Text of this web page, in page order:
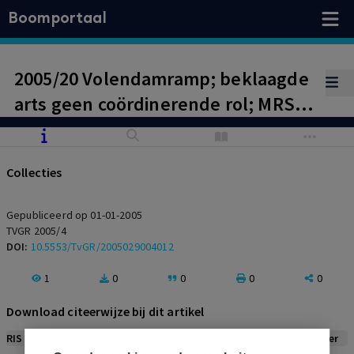
Boomportaal
2005/20 Volendamramp; beklaagde
arts geen coördinerende rol; MRSA-
beleid: ongegrond
Collecties
Gepubliceerd op 01-01-2005
TVGR 2005/4
DOI: 10.5553/TvGR/2005029004012
1 0 0 0 0
Download citeerwijze bij dit artikel
RIS Vancouver